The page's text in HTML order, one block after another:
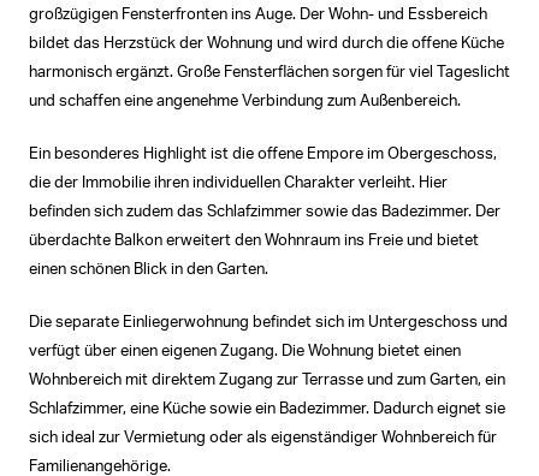
großzügigen Fensterfronten ins Auge. Der Wohn- und Essbereich
bildet das Herzstück der Wohnung und wird durch die offene Küche
harmonisch ergänzt. Große Fensterflächen sorgen für viel Tageslicht
und schaffen eine angenehme Verbindung zum Außenbereich.
Ein besonderes Highlight ist die offene Empore im Obergeschoss,
die der Immobilie ihren individuellen Charakter verleiht. Hier
befinden sich zudem das Schlafzimmer sowie das Badezimmer. Der
überdachte Balkon erweitert den Wohnraum ins Freie und bietet
einen schönen Blick in den Garten.
Die separate Einliegerwohnung befindet sich im Untergeschoss und
verfügt über einen eigenen Zugang. Die Wohnung bietet einen
Wohnbereich mit direktem Zugang zur Terrasse und zum Garten, ein
Schlafzimmer, eine Küche sowie ein Badezimmer. Dadurch eignet sie
sich ideal zur Vermietung oder als eigenständiger Wohnbereich für
Familienangehörige.